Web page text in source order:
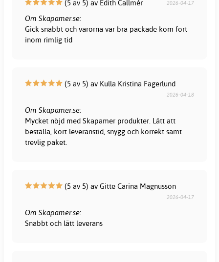
(5 av 5) av Edith Callmér 2026-04-17
Om Skapamer.se:
Gick snabbt och varorna var bra packade kom fort
inom rimlig tid
(5 av 5) av Kulla Kristina Fagerlund
2026-04-18
Om Skapamer.se:
Mycket nöjd med Skapamer produkter. Lätt att
beställa, kort leveranstid, snygg och korrekt samt
trevlig paket.
(5 av 5) av Gitte Carina Magnusson
2026-04-17
Om Skapamer.se:
Snabbt och lätt leverans